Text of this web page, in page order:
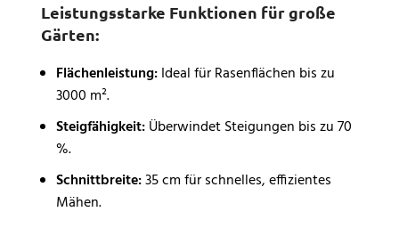
Leistungsstarke Funktionen für große
Gärten:
Flächenleistung:Ideal für Rasenflächen bis zu
3000 m².
Steigfähigkeit:Überwindet Steigungen bis zu 70
%.
Schnittbreite:35 cm für schnelles, effizientes
Mähen.